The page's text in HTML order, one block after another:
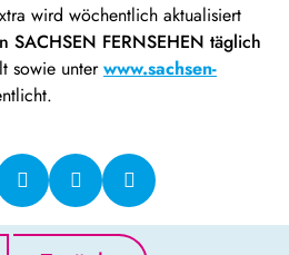
wird wöchentlich aktualisiert
SACHSEN FERNSEHEN täglich
sowie unterwww.sachsen-